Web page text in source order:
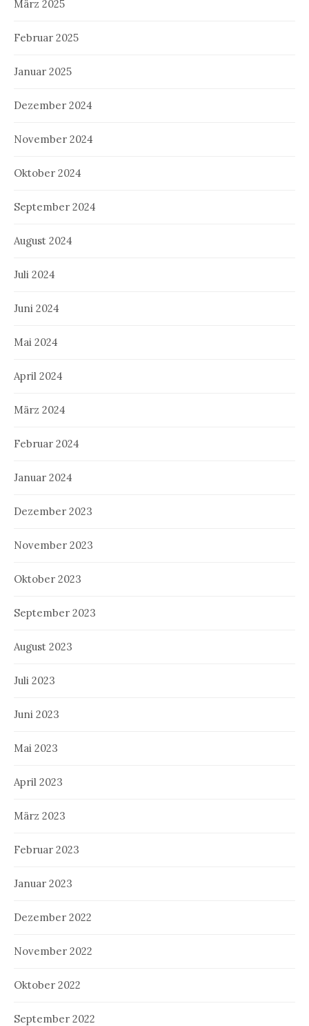
März 2025
Februar 2025
Januar 2025
Dezember 2024
November 2024
Oktober 2024
September 2024
August 2024
Juli 2024
Juni 2024
Mai 2024
April 2024
März 2024
Februar 2024
Januar 2024
Dezember 2023
November 2023
Oktober 2023
September 2023
August 2023
Juli 2023
Juni 2023
Mai 2023
April 2023
März 2023
Februar 2023
Januar 2023
Dezember 2022
November 2022
Oktober 2022
September 2022